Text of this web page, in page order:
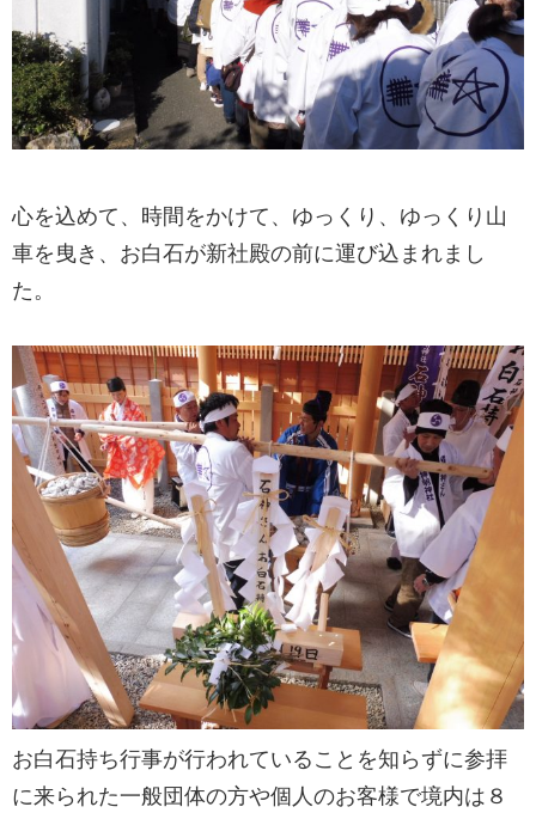
心を込めて、時間をかけて、ゆっくり、ゆっくり山
車を曳き、お白石が新社殿の前に運び込まれまし
た。
お白石持ち行事が行われていることを知らずに参拝
に来られた一般団体の方や個人のお客様で境内は８